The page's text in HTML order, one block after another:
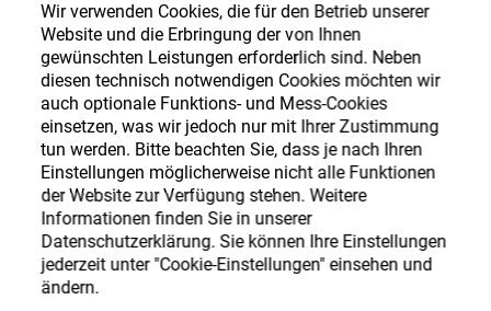
Wir verwenden Cookies, die für den Betrieb unserer
Website und die Erbringung der von Ihnen
gewünschten Leistungen erforderlich sind. Neben
diesen technisch notwendigen Cookies möchten wir
auch optionale Funktions- und Mess-Cookies
einsetzen, was wir jedoch nur mit Ihrer Zustimmung
tun werden. Bitte beachten Sie, dass je nach Ihren
Einstellungen möglicherweise nicht alle Funktionen
der Website zur Verfügung stehen. Weitere
Informationen finden Sie in unserer
Datenschutzerklärung. Sie können Ihre Einstellungen
jederzeit unter "Cookie-Einstellungen" einsehen und
ändern.
Deutsch
Brillenoptik
Feinoptik
Über uns
Karriere
English
Español
汉语
Français
Ophthalmic Consumables
Store
Register or Sign-in to access your accounts
and explore our wide range of ophthalmic
consumables